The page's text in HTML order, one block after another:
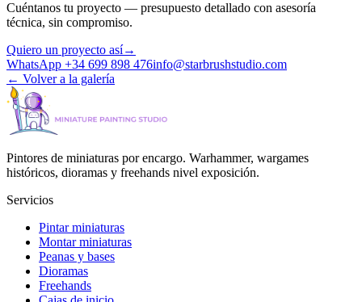
Cuéntanos tu proyecto — presupuesto detallado con asesoría
técnica, sin compromiso.
Quiero un proyecto así→
WhatsApp +34 699 898 476info@starbrushstudio.com
← Volver a la galería
Pintores de miniaturas por encargo. Warhammer, wargames
históricos, dioramas y freehands nivel exposición.
Servicios
Pintar miniaturas
Montar miniaturas
Peanas y bases
Dioramas
Freehands